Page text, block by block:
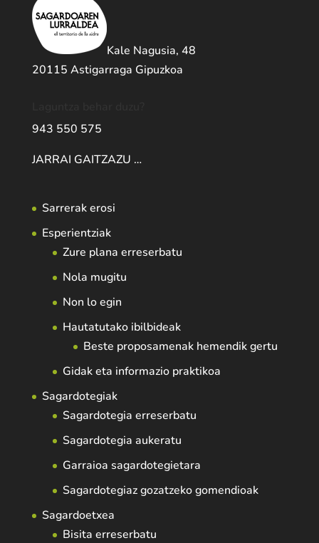
Kale Nagusia, 48
20115 Astigarraga Gipuzkoa
943 550 575
JARRAI GAITZAZU …
Sarrerak erosi
Esperientziak
Zure plana erreserbatu
Nola mugitu
Non lo egin
Hautatutako ibilbideak
Beste proposamenak hemendik gertu
Gidak eta informazio praktikoa
Sagardotegiak
Sagardotegia erreserbatu
Sagardotegia aukeratu
Garraioa sagardotegietara
Sagardotegiaz gozatzeko gomendioak
Sagardoetxea
Bisita erreserbatu